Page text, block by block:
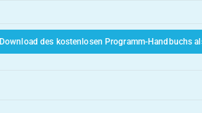
Download des kostenlosen Programm-Handbuchs